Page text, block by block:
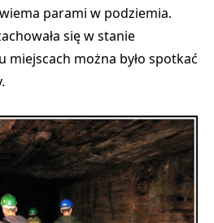
parami w podziemia.
się w stanie
można było spotkać